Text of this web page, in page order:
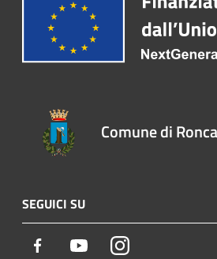
Comune di
SEGUICI SU
Facebook YoutubeInstagram